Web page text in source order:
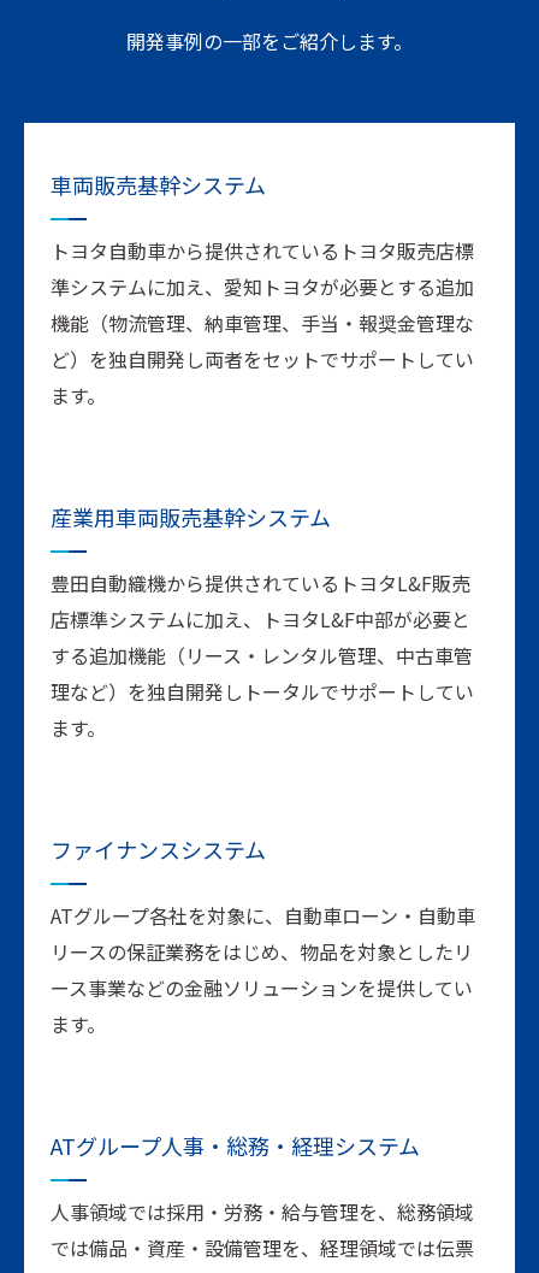
開発事例の一部をご紹介します。
車両販売基幹システム
トヨタ自動車から提供されているトヨタ販売店標
準システムに加え、愛知トヨタが必要とする追加
機能（物流管理、納車管理、手当・報奨金管理な
ど）を独自開発し両者をセットでサポートしてい
ます。
産業用車両販売基幹システム
豊田自動織機から提供されているトヨタL&F販売
店標準システムに加え、トヨタL&F中部が必要と
する追加機能（リース・レンタル管理、中古車管
理など）を独自開発しトータルでサポートしてい
ます。
ファイナンスシステム
ATグループ各社を対象に、自動車ローン・自動車
リースの保証業務をはじめ、物品を対象としたリ
ース事業などの金融ソリューションを提供してい
ます。
ATグループ人事・ 総務・経理システム
人事領域では採用・労務・給与管理を、総務領域
では備品・資産・設備管理を、経理領域では伝票